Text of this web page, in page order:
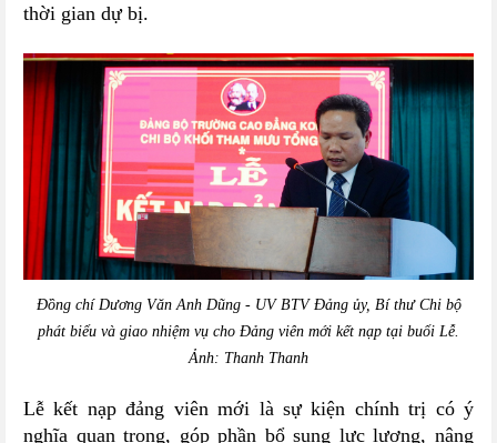
thời gian dự bị.
Đồng chí Dương Văn Anh Dũng - UV BTV Đảng ủy, Bí thư Chi bộ
phát biểu và giao nhiệm vụ cho Đảng viên mới kết nạp tại buổi Lễ.
Ảnh: Thanh Thanh
Lễ kết nạp đảng viên mới là sự kiện chính trị có ý
nghĩa quan trọng, góp phần bổ sung lực lượng, nâng